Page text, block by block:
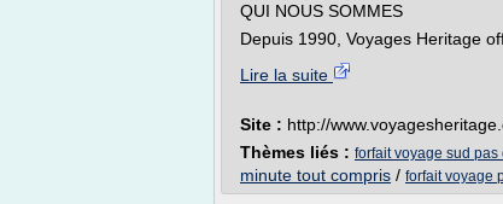
QUI NOUS SOMMES
Depuis 1990, Voyages Heritage
Lire la suite
Site : http://
Thèmes liés : forfait voyage sud pas
minute tout compris / forfait voyage